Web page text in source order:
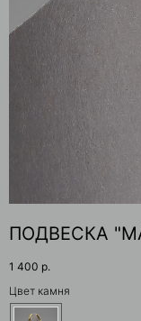
ПОДВЕСКА
1 400 р.
Цвет камня